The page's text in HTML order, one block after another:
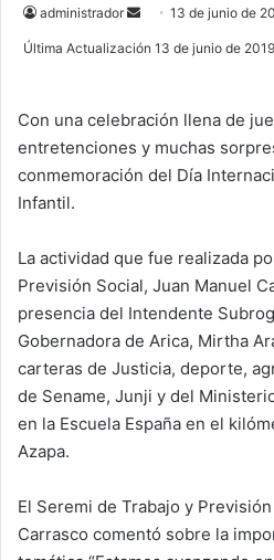
administrador
e
a
n
e
i
l
13 de junio de
Última Actualización 13 de junio de 2019
Con una celebración llena de
entretenciones y muchas
conmemoración del Día
Infantil.
La actividad que fue realizada
Previsión Social, Juan Manuel
presencia del Intendente
Gobernadora de Arica, Mirtha
carteras de Justicia, deporte,
de Sename, Junji y del
en la Escuela España en el
Azapa.
El Seremi de Trabajo y
Carrasco comentó sobre la